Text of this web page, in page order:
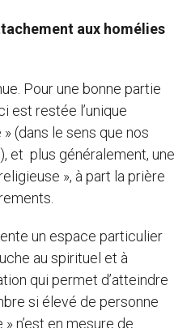
aux homélies
Pour une bonne partie
est restée l’unique
(dans le sens que nos
et plus généralement, une
», à part la prière
un espace particulier
au spirituel et à
qui permet d’atteindre
si élevé de personne
n’est en mesure de